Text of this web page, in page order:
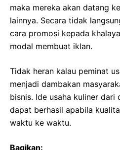
maka mereka akan datang
lainnya. Secara tidak
cara promosi kepada
modal membuat iklan.
Tidak heran kalau peminat
menjadi dambakan
bisnis. Ide usaha kuliner dari
dapat berhasil apabila
waktu ke waktu.
Bagikan: